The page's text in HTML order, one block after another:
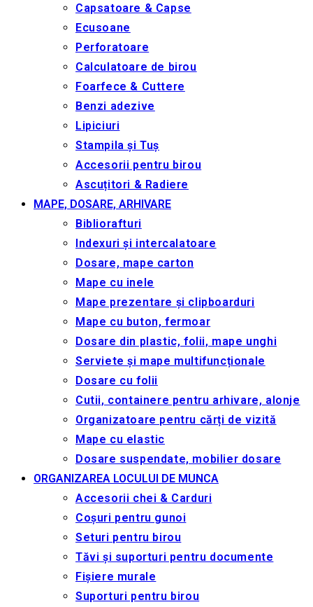
Capsatoare & Capse
Ecusoane
Perforatoare
Calculatoare de birou
Foarfece & Cuttere
Benzi adezive
Lipiciuri
Stampila și Tuș
Accesorii pentru birou
Ascuțitori & Radiere
MAPE, DOSARE, ARHIVARE
Bibliorafturi
Indexuri și intercalatoare
Dosare, mape carton
Mape cu inele
Mape prezentare și clipboarduri
Mape cu buton, fermoar
Dosare din plastic, folii, mape unghi
Serviete și mape multifuncționale
Dosare cu folii
Cutii, containere pentru arhivare, alonje
Organizatoare pentru cărți de vizită
Mape cu elastic
Dosare suspendate, mobilier dosare
ORGANIZAREA LOCULUI DE MUNCA
Accesorii chei & Сarduri
Coșuri pentru gunoi
Seturi pentru birou
Tăvi și suporturi pentru documente
Fișiere murale
Suporturi pentru birou